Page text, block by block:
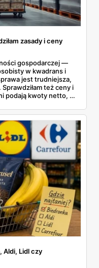
zasady i ceny
gospodarczej —
w kwadrans i
jest trudniejsza,
też ceny i
podają kwoty netto, a
kosztuje w
weekendowej
Aldi, Lidl czy